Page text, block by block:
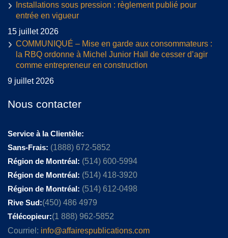
Installations sous pression : règlement publié pour
entrée en vigueur
15 juillet 2026
COMMUNIQUÉ – Mise en garde aux consommateurs :
la RBQ ordonne à Michel Junior Hall de cesser d’agir
comme entrepreneur en construction
9 juillet 2026
Nous contacter
Service à la Clientèle:
Sans-Frais: (1888) 672-5852
Région de Montréal: (514) 600-5994
Région de Montréal: (514) 418-3920
Région de Montréal: (514) 612-0498
Rive Sud:(450) 486 4979
Télécopieur:(1 888) 962-5852
Courriel: info@affairespublications.com